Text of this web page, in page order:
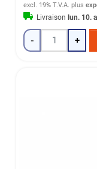
excl. 19% T.V.A. plus
Livraison lun. 10.
- +